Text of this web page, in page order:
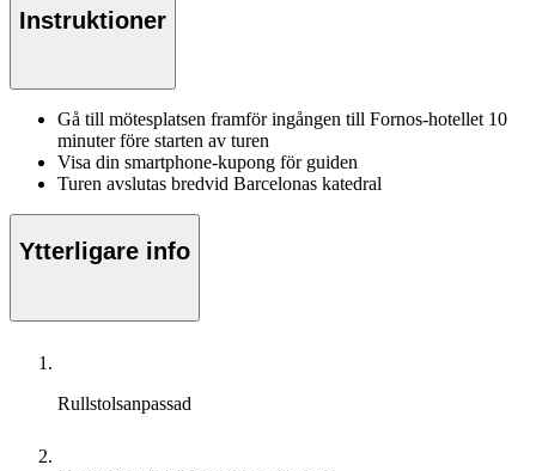
Instruktioner
Gå till mötesplatsen framför ingången till Fornos-hotellet 10
minuter före starten av turen
Visa din smartphone-kupong för guiden
Turen avslutas bredvid Barcelonas katedral
Ytterligare info
Rullstolsanpassad